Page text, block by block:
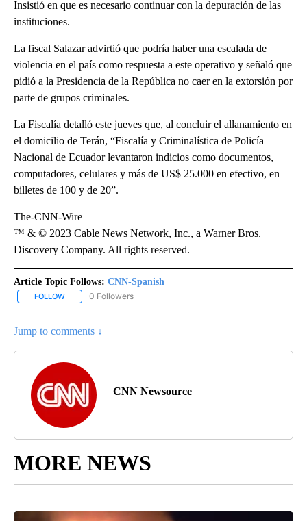
Insistió en que es necesario continuar con la depuración de las
instituciones.
La fiscal Salazar advirtió que podría haber una escalada de
violencia en el país como respuesta a este operativo y señaló que
pidió a la Presidencia de la República no caer en la extorsión por
parte de grupos criminales.
La Fiscalía detalló este jueves que, al concluir el allanamiento en
el domicilio de Terán, “Fiscalía y Criminalística de Policía
Nacional de Ecuador levantaron indicios como documentos,
computadores, celulares y más de US$ 25.000 en efectivo, en
billetes de 100 y de 20”.
The-CNN-Wire
™ & © 2023 Cable News Network, Inc., a Warner Bros.
Discovery Company. All rights reserved.
Article Topic Follows: CNN-Spanish
FOLLOW FOLLOW "CNN-SPANISH" TO RECEIVE NOTIFICATIONS ABOUT
0 Followers
Jump to comments ↓
CNN Newsource
MORE NEWS